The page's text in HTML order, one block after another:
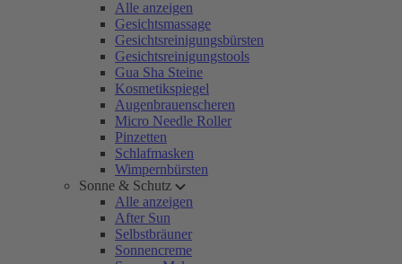
Alle anzeigen
Gesichtsmassage
Gesichtsreinigungsbürsten
Gesichtsreinigungstools
Gua Sha Steine
Kosmetikspiegel
Augenbrauenscheren
Micro Needle Roller
Pinzetten
Schlafmasken
Wimpernbürsten
Sonne & Schutz
Alle anzeigen
After Sun
Selbstbräuner
Sonnencreme